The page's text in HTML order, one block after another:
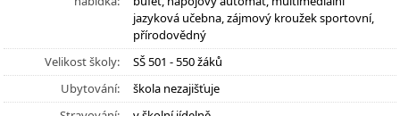
jazyková učebna, zájmový kroužek sportovní,
přírodovědný
Velikost školy:
SŠ 501 - 550 žáků
Ubytování:
škola nezajišťuje